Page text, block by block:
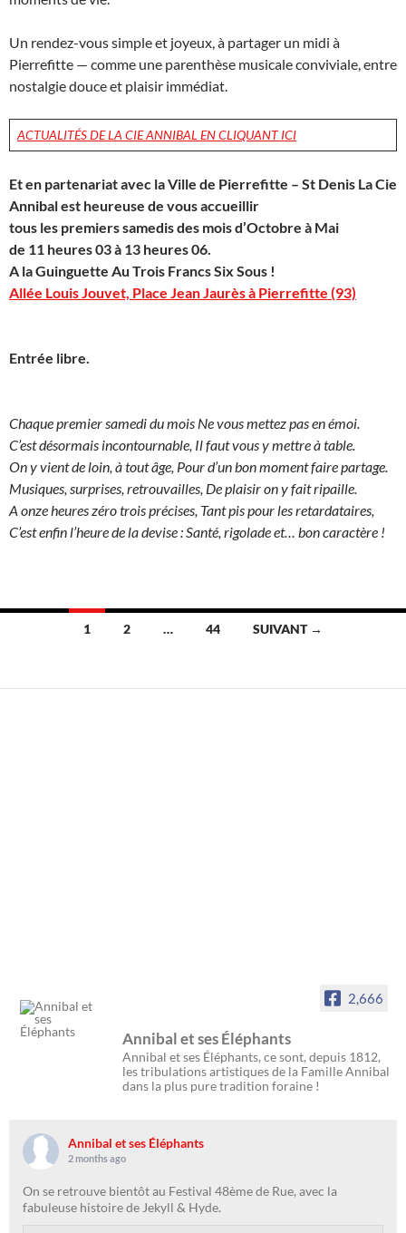
Un rendez-vous simple et joyeux, à partager un midi à
Pierrefitte — comme une parenthèse musicale conviviale, entre
nostalgie douce et plaisir immédiat.
ACTUALITÉS DE LA CIE ANNIBAL EN CLIQUANT ICI
Et en partenariat avec la Ville de Pierrefitte – St Denis La Cie
Annibal est heureuse de vous accueillir
tous les premiers samedis des mois d’Octobre à Mai
de 11 heures 03 à 13 heures 06.
A la Guinguette Au Trois Francs Six Sous !
Allée Louis Jouvet, Place Jean Jaurès à Pierrefitte (93)
Entrée libre.
Chaque premier samedi du mois Ne vous mettez pas en émoi.
C’est désormais incontournable, Il faut vous y mettre à table.
On y vient de loin, à tout âge, Pour d’un bon moment faire partage.
Musiques, surprises, retrouvailles, De plaisir on y fait ripaille.
A onze heures zéro trois précises, Tant pis pour les retardataires,
C’est enfin l’heure de la devise : Santé, rigolade et… bon caractère !
Navigation
articles
1 2 … 44 SUIVANT →
2,666
Annibal et ses Éléphants
Annibal et ses Éléphants, ce sont, depuis 1812,
les tribulations artistiques de la Famille Annibal
dans la plus pure tradition foraine !
Annibal et ses Éléphants
2 months ago
On se retrouve bientôt au Festival 48ème de Rue, avec la
fabuleuse histoire de Jekyll & Hyde.